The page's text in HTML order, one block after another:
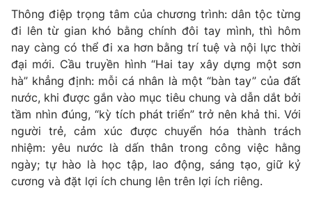
Phó Tổng Biên tập:
Nguyễn Thị Mỹ Hạnh, Phạm Quốc Thắng,
Nguyễn Trọng Ninh
Tổng đài VTV:
024.38 355 931 - 024.38 355 932
Ðiện thoại Thời báo VTV: 024.66 897 897
Email:toasoan@vtv.vn
Liên hệ quảng cáo:024-7300.7108
Thông điệp trọng tâm của chương trình: dân tộc từng
đi lên từ gian khó bằng chính đôi tay mình, thì hôm
nay càng có thể đi xa hơn bằng trí tuệ và nội lực thời
đại mới. Cầu truyền hình “Hai tay xây dựng một sơn
hà” khẳng định: mỗi cá nhân là một “bàn tay” của đất
nước, khi được gắn vào mục tiêu chung và dẫn dắt bởi
tầm nhìn đúng, “kỳ tích phát triển” trở nên khả thi. Với
người trẻ, cảm xúc được chuyển hóa thành trách
nhiệm: yêu nước là dấn thân trong công việc hằng
ngày; tự hào là học tập, lao động, sáng tạo, giữ kỷ
cương và đặt lợi ích chung lên trên lợi ích riêng.